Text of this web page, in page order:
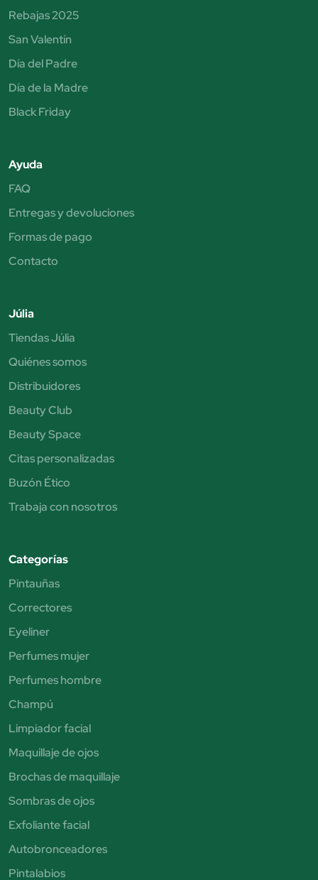
Rebajas 2025
San Valentín
Día del Padre
Día de la Madre
Black Friday
Ayuda
FAQ
Entregas y devoluciones
Formas de pago
Contacto
Júlia
Tiendas Júlia
Quiénes somos
Distribuidores
Beauty Club
Beauty Space
Citas personalizadas
Buzón Ético
Trabaja con nosotros
Categorías
Pintauñas
Correctores
Eyeliner
Perfumes mujer
Perfumes hombre
Champú
Limpiador facial
Maquillaje de ojos
Brochas de maquillaje
Sombras de ojos
Exfoliante facial
Autobronceadores
Pintalabios